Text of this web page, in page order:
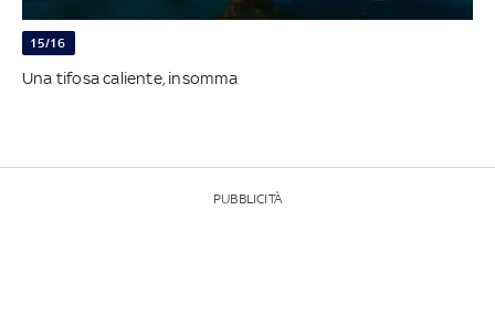
15/16
Una tifosa caliente, insomma
PUBBLICITÀ